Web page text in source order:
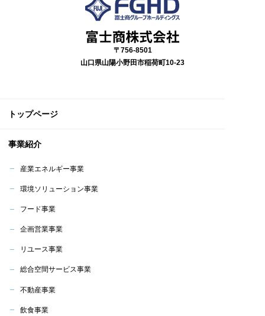
〒756-8501
山口県山陽小野田市稲荷町10-23
トップページ
事業紹介
産業エネルギー事業
環境ソリューション事業
フード事業
企画営業事業
リユース事業
総合空間サービス事業
不動産事業
飲食事業